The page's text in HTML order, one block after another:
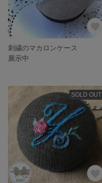
刺繍のマカロンケース
展示中
SOLD OUT